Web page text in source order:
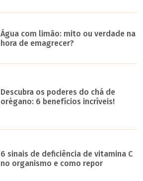
Água com limão: mito ou verdade na
hora de emagrecer?
Descubra os poderes do chá de
orégano: 6 benefícios incríveis!
6 sinais de deficiência de vitamina C
no organismo e como repor